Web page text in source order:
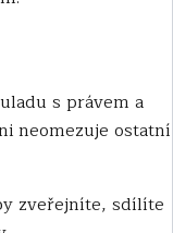
s právem a
neomezuje ostatní
zveřejníte, sdílíte